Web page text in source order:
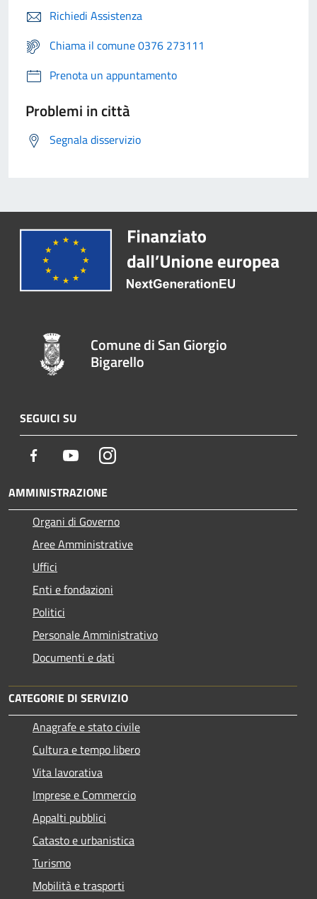
Richiedi Assistenza
Chiama il comune 0376 273111
Prenota un appuntamento
Problemi in città
Segnala disservizio
Comune di San Giorgio
Bigarello
SEGUICI SU
Facebook YoutubeInstagram
AMMINISTRAZIONE
Organi di Governo
Aree Amministrative
Uffici
Enti e fondazioni
Politici
Personale Amministrativo
Documenti e dati
CATEGORIE DI SERVIZIO
Anagrafe e stato civile
Cultura e tempo libero
Vita lavorativa
Imprese e Commercio
Appalti pubblici
Catasto e urbanistica
Turismo
Mobilità e trasporti